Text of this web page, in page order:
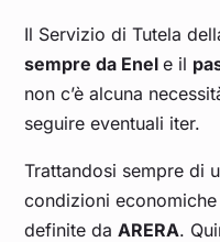
Il Servizio di Tutela
sempre da Enele il
non c’è alcuna
seguire eventuali iter.
Trattandosi sempre di
condizioni
definite daARERA.